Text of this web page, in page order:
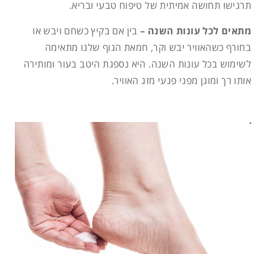
תרגישו תחושה אמיתית של טיפוח טבעי ובריא.
מתאים לכל עונות השנה – בין אם בקיץ כשחם ויבש או
בחורף כשהאוויר יבש וקר, חמאת הגוף שלנו מתאימה
לשימוש בכל עונות השנה. היא נספגת היטב בעור ומותירה
אותו רך ומוגן מפני פגעי מזג האוויר.